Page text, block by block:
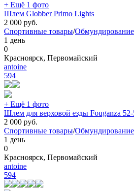
+ Ещё 1 фото
Шлем Globber Primo Lights
2 000 руб.
Спортивные товары/
1 день
0
Красноярск, Первомайский
antoine
594
+ Ещё 1 фото
Шлем для верховой езды Fouganza
2 000 руб.
Спортивные товары/
1 день
0
Красноярск, Первомайский
antoine
594